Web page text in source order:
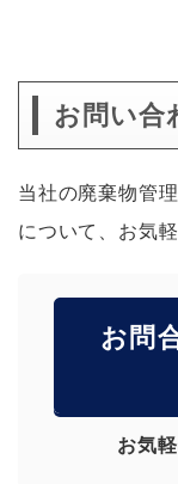
お問い合
当社の廃棄物管
について、お気
お問
お気